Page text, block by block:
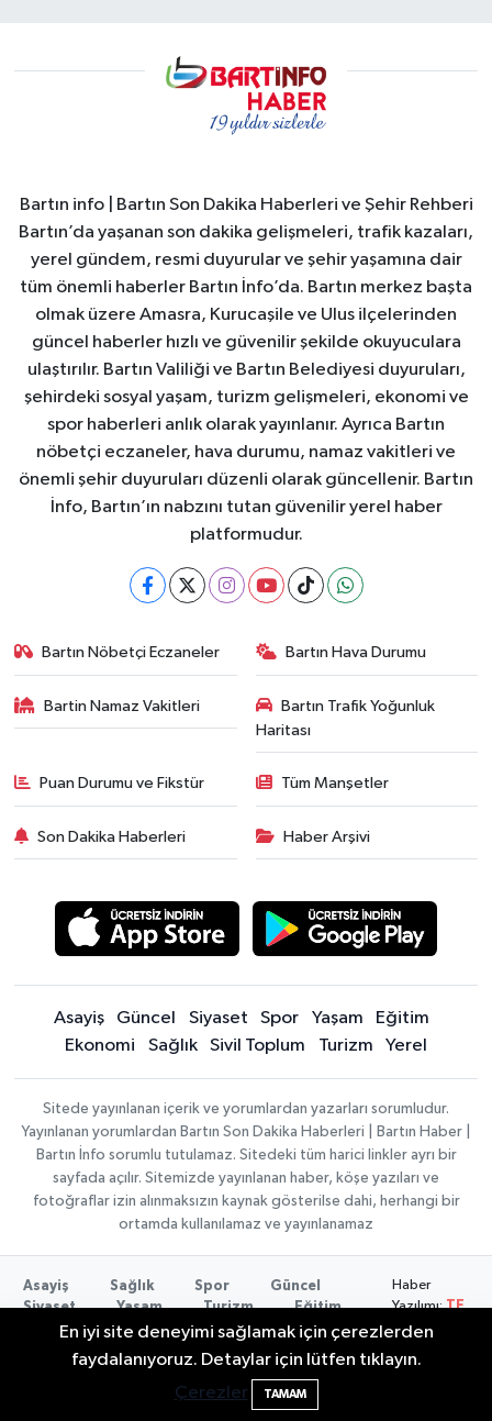
Bartın info | Bartın Son Dakika Haberleri ve Şehir Rehberi
Bartın’da yaşanan son dakika gelişmeleri, trafik kazaları,
yerel gündem, resmi duyurular ve şehir yaşamına dair
tüm önemli haberler Bartın İnfo’da. Bartın merkez başta
olmak üzere Amasra, Kurucaşile ve Ulus ilçelerinden
güncel haberler hızlı ve güvenilir şekilde okuyuculara
ulaştırılır. Bartın Valiliği ve Bartın Belediyesi duyuruları,
şehirdeki sosyal yaşam, turizm gelişmeleri, ekonomi ve
spor haberleri anlık olarak yayınlanır. Ayrıca Bartın
nöbetçi eczaneler, hava durumu, namaz vakitleri ve
önemli şehir duyuruları düzenli olarak güncellenir. Bartın
İnfo, Bartın’ın nabzını tutan güvenilir yerel haber
platformudur.
Bartın Nöbetçi Eczaneler Bartın Hava Durumu
Bartin Namaz Vakitleri
Bartın Trafik Yoğunluk
Haritası
Puan Durumu ve Fikstür Tüm Manşetler
Son Dakika Haberleri Haber Arşivi
Asayiş Güncel Siyaset Spor Yaşam
Eğitim
Ekonomi
Sağlık Sivil Toplum Turizm Yerel
Sitede yayınlanan içerik ve yorumlardan yazarları sorumludur.
Yayınlanan yorumlardan Bartın Son Dakika Haberleri | Bartın Haber |
Bartın İnfo sorumlu tutulamaz. Sitedeki tüm harici linkler ayrı bir
sayfada açılır. Sitemizde yayınlanan haber, köşe yazıları ve
fotoğraflar izin alınmaksızın kaynak gösterilse dahi, herhangi bir
ortamda kullanılamaz ve yayınlanamaz
Asayiş Sağlık Spor
Güncel
Siyaset
Yaşam Turizm
Eğitim
Magazin
Künye
Haber
Yazılımı:TE
Bilişim
2026
En iyi site deneyimi sağlamak için çerezlerden
faydalanıyoruz. Detaylar için lütfen tıklayın.
Çerezler
TAMAM
2 Buzağı Hediyeli Bal Festivalinde Hande
Ünsal Sahne Alacak